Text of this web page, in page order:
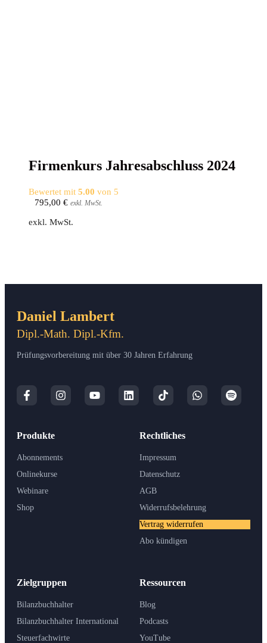
Fir­men­kurs Jah­res­ab­schluss 2024
Bewertet mit 5.00 von 5
795,00 € exkl. MwSt.
exkl. MwSt.
Daniel Lambert
Dipl.-Math. Dipl.-Kfm.
Prüfungsvorbereitung mit über 30 Jahren Erfahrung
Produkte
Abonnements
Onlinekurse
Webinare
Shop
Zielgruppen
Bilanzbuchhalter
Bilanzbuchhalter International
Steuerfachwirte
Ressourcen
Blog
Podcasts
YouTube
Rechtliches
Impressum
Datenschutz
AGB
Widerrufsbelehrung
Vertrag widerrufen
Abo kündigen